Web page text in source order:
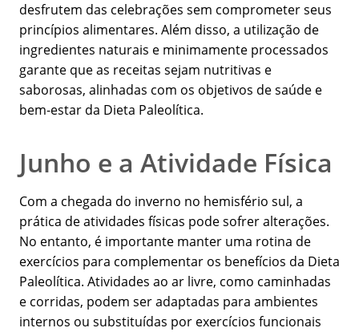
desfrutem das celebrações sem comprometer seus
princípios alimentares. Além disso, a utilização de
ingredientes naturais e minimamente processados
garante que as receitas sejam nutritivas e
saborosas, alinhadas com os objetivos de saúde e
bem-estar da Dieta Paleolítica.
Junho e a Atividade Física
Com a chegada do inverno no hemisfério sul, a
prática de atividades físicas pode sofrer alterações.
No entanto, é importante manter uma rotina de
exercícios para complementar os benefícios da Dieta
Paleolítica. Atividades ao ar livre, como caminhadas
e corridas, podem ser adaptadas para ambientes
internos ou substituídas por exercícios funcionais